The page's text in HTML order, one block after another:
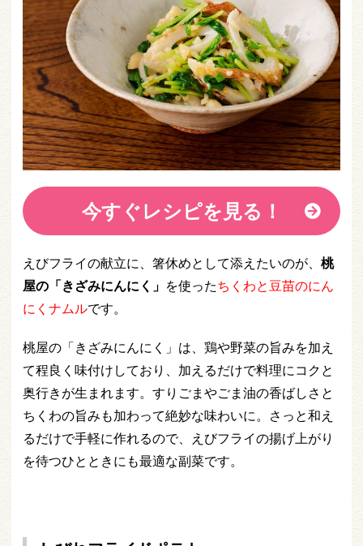
今すぐレシピを見る！
えびフライの献立に、箸休めとして添えたいのが、 桃
屋の「きざみにんにく」 を使ったちくわと豆苗のにん
にくナムルです。
桃屋の「きざみにんにく」は、鶏や野菜の旨みを加え
て程良く味付けしており、加えるだけで料理にコクと
奥行きが生まれます。すりごまやごま油の香ばしさと
ちくわの旨みも加わって絶妙な味わいに。さっと和え
るだけで手軽に作れるので、えびフライの揚げ上がり
を待つひとときにも最適な副菜です。